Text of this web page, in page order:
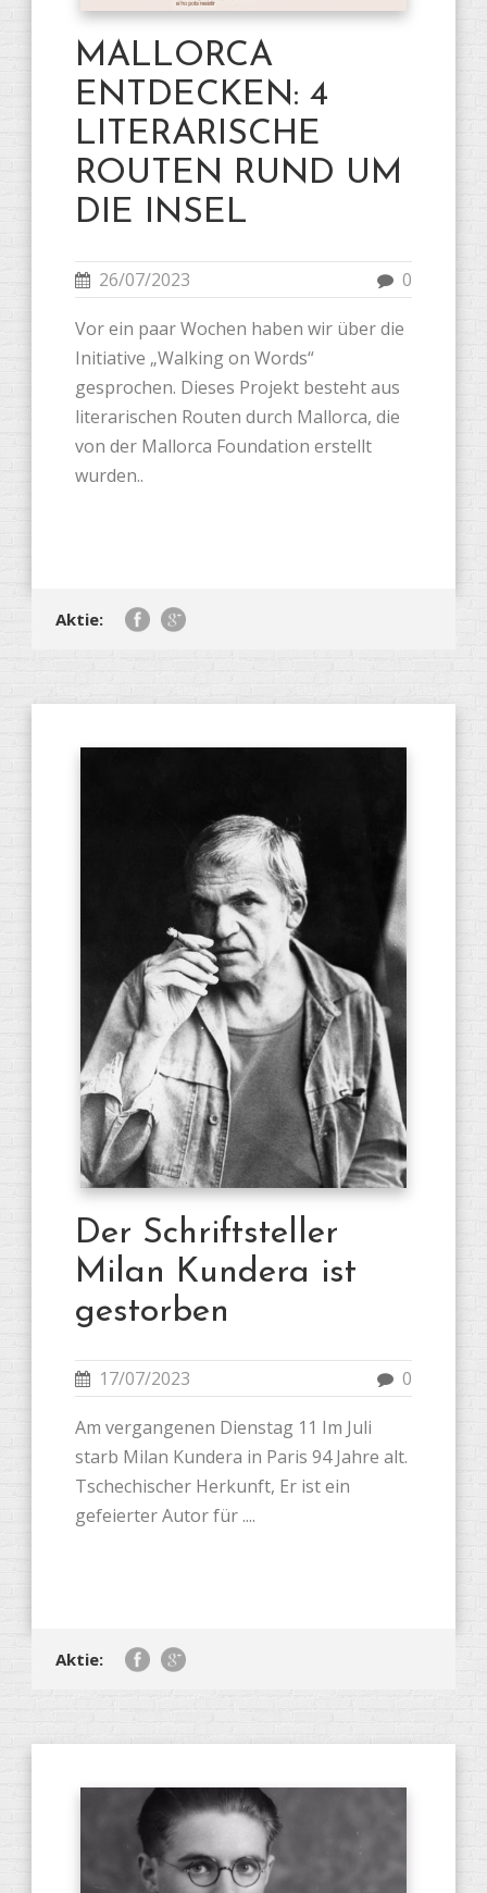
MALLORCA
ENTDECKEN: 4
LITERARISCHE
ROUTEN RUND UM
DIE INSEL
26/07/2023 0
Vor ein paar Wochen haben wir über die
Initiative „Walking on Words“
gesprochen. Dieses Projekt besteht aus
literarischen Routen durch Mallorca, die
von der Mallorca Foundation erstellt
wurden..
Aktie:
Der Schriftsteller
Milan Kundera ist
gestorben
17/07/2023 0
Am vergangenen Dienstag 11 Im Juli
starb Milan Kundera in Paris 94 Jahre alt.
Tschechischer Herkunft, Er ist ein
gefeierter Autor für ....
Aktie: